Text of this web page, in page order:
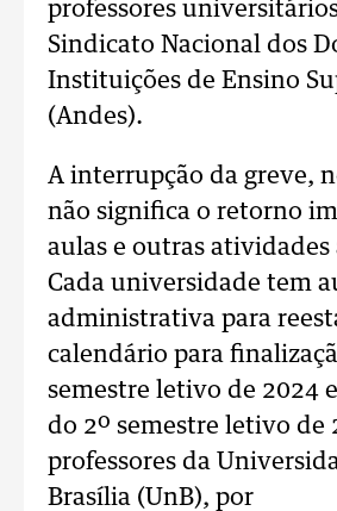
professores
Sindicato Nacional dos
Instituições de Ensino
(Andes).
A interrupção da greve,
não significa o retorno
aulas e outras atividades
Cada universidade tem
administrativa para
calendário para
semestre letivo de 2024
do 2º semestre letivo de
professores da
Brasília (UnB), por